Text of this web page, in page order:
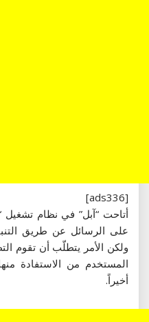
[ads336]
على الرسائل عن طريق
ولكن الأمر يتطلّب أن تقوم
المستخدم من الاستفادة
أخيراً.